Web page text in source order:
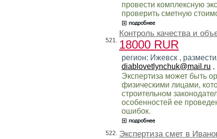
провести комплексную
проверить сметную
521.
Контроль качества и
18000 RUR
регион: Ижевск ,
diablovetlynchuk@mail.ru ,
Экспертиза может быть
физическими лицами,
строительном
особенностей ее
ошибок.
522. Экспертиза смет в